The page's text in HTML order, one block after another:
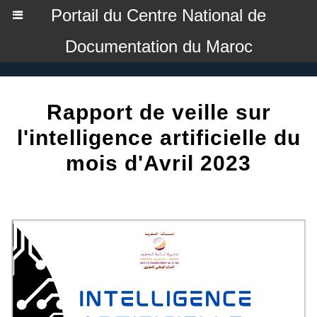
Portail du Centre National de
Documentation du Maroc
Rapport de veille sur
l'intelligence artificielle du
mois d'Avril 2023